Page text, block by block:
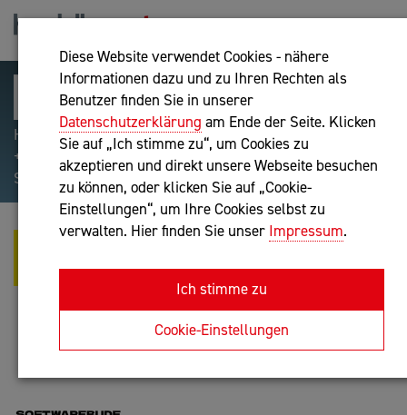
Diese Website verwendet Cookies - nähere
Informationen dazu und zu Ihren Rechten als
Benutzer finden Sie in unserer
Datenschutzerklärung am Ende der Seite. Klicken
Sie auf „Ich stimme zu“, um Cookies zu
akzeptieren und direkt unsere Webseite besuchen
zu können, oder klicken Sie auf „Cookie-
Einstellungen“, um Ihre Cookies selbst zu
verwalten. Hier finden Sie unser Impressum.
Ich stimme zu
Cookie-Einstellungen
Hilfreiche Suchparameter: Begriff einschließen:
+webshop, Begriff ausschließen: -webshop, Exakter
Suchbegriff: "internet of things"
MORITZ WEIBOLD - MORITZ
WEIBOLD
IT-Dienstleistung
Anfrage oder Rückruf